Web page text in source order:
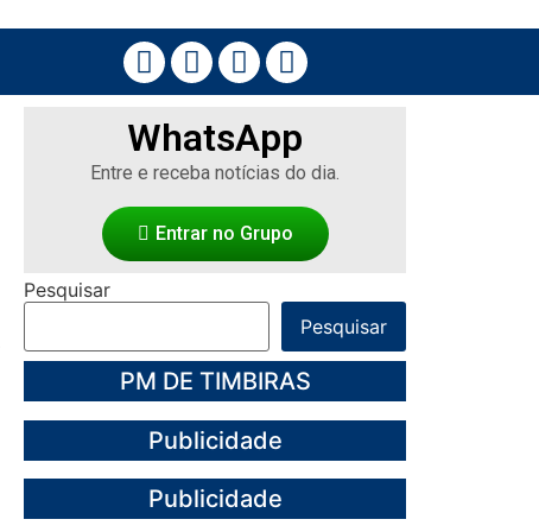
WhatsApp
Entre e receba notícias do dia.
Entrar no Grupo
Pesquisar
Pesquisar
PM DE TIMBIRAS
Publicidade
Publicidade